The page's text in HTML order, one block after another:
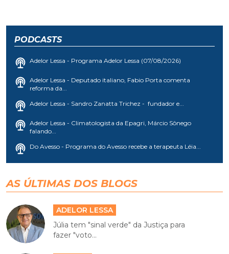
PODCASTS
Adelor Lessa - Programa Adelor Lessa (07/08/2026)
Adelor Lessa - Deputado italiano, Fabio Porta comenta
reforma da...
Adelor Lessa - Sandro Zanatta Trichez - fundador e...
Adelor Lessa - Climatologista da Epagri, Márcio Sônego
falando...
Do Avesso - Programa do Avesso recebe a terapeuta Léia...
AS ÚLTIMAS DOS BLOGS
ADELOR LESSA
Júlia tem "sinal verde" da Justiça para
fazer "voto...